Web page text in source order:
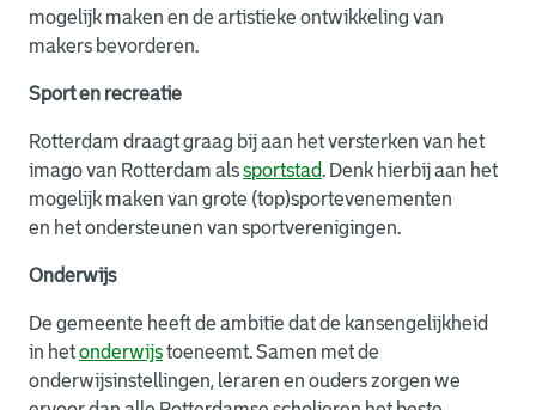
mogelijk maken en de artistieke ontwikkeling van
makers bevorderen.
Sport en recreatie
Rotterdam draagt graag bij aan het versterken van het
imago van Rotterdam alssportstad. Denk hierbij aan het
mogelijk maken van grote (top)sportevenementen
en het ondersteunen van sportverenigingen.
Onderwijs
De gemeente heeft de ambitie dat de kansengelijkheid
in hetonderwijstoeneemt. Samen met de
onderwijsinstellingen, leraren en ouders zorgen we